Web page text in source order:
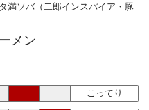
満ソバ（二郎インスパイア・豚
メン
こってり